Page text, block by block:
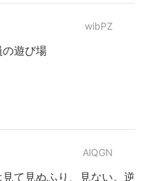
wibPZ
遊び場
AlQGN
て見ぬふり、見ない。逆